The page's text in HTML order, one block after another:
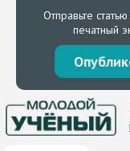
Отправьте
печатный